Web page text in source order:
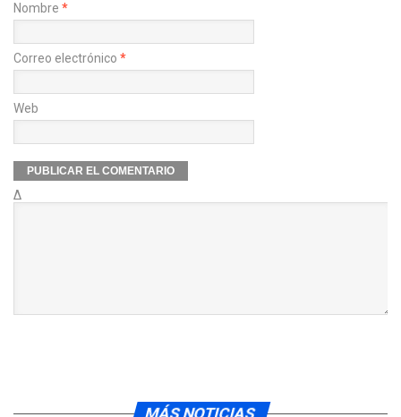
Nombre *
Correo electrónico *
Web
Δ